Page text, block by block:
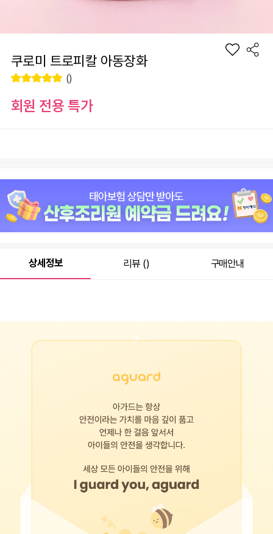
쿠로미 트로피칼 아동장화
()
회원 전용 특가
총 상품 금액 0원
바
니
선
하
기
상세정보 리뷰 () 구매안내